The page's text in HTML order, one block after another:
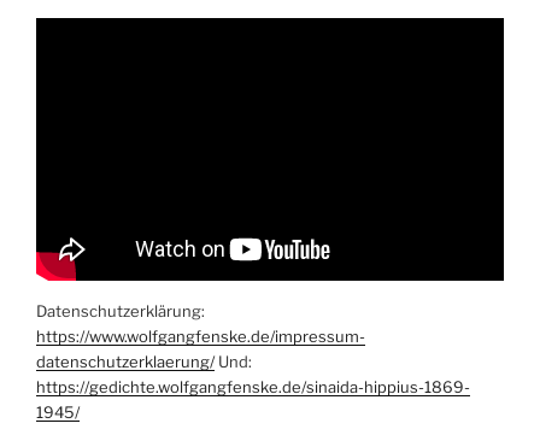
Datenschutzerklärung:
https://www.wolfgangfenske.de/impressum-
datenschutzerklaerung/Und:
https://gedichte.wolfgangfenske.de/sinaida-hippius-1869-
1945/